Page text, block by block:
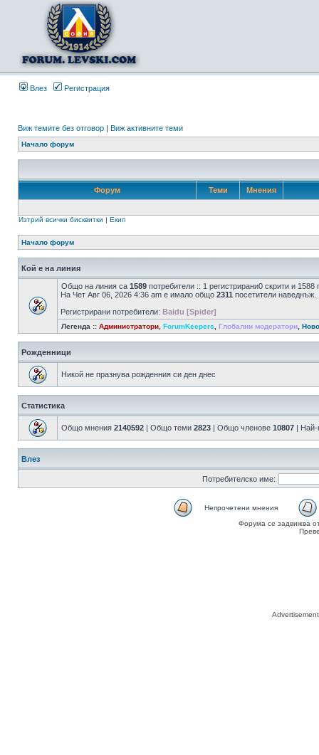
Влез Регистрация
Виж темите без отговор | Виж активните теми
Начало форум
Форум Теми Мнения
Изтрий всички бисквитки | Екип
Начало форум
Кой е на линия
Общо на линия са 1589 потребители :: 1 регистрирани0 скрити и
На Чет Авг 06, 2026 4:36 am е имало общо 2311 посетители наведнъж.
Регистрирани потребители: Baidu [Spider]
Легенда :: Администратори ForumKeepers Глобални модератори
Рожденници
Никой не празнува рожденния си ден днес
Статистика
Общо мнения 2140592 | Общо теми 2823 | Общо членове 10807 |
Влез
Потребителско име:
Непрочетени мнения
Форума се задвижва